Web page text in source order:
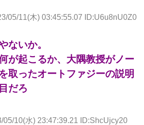
05/11(木) 03:45:55.07 ID:U6u8nU0Z0
ないか。
が起こるか、大隅教授がノー
取ったオートファジーの説明
だろ
05/10(水) 23:47:39.21 ID:ShcUjcy20